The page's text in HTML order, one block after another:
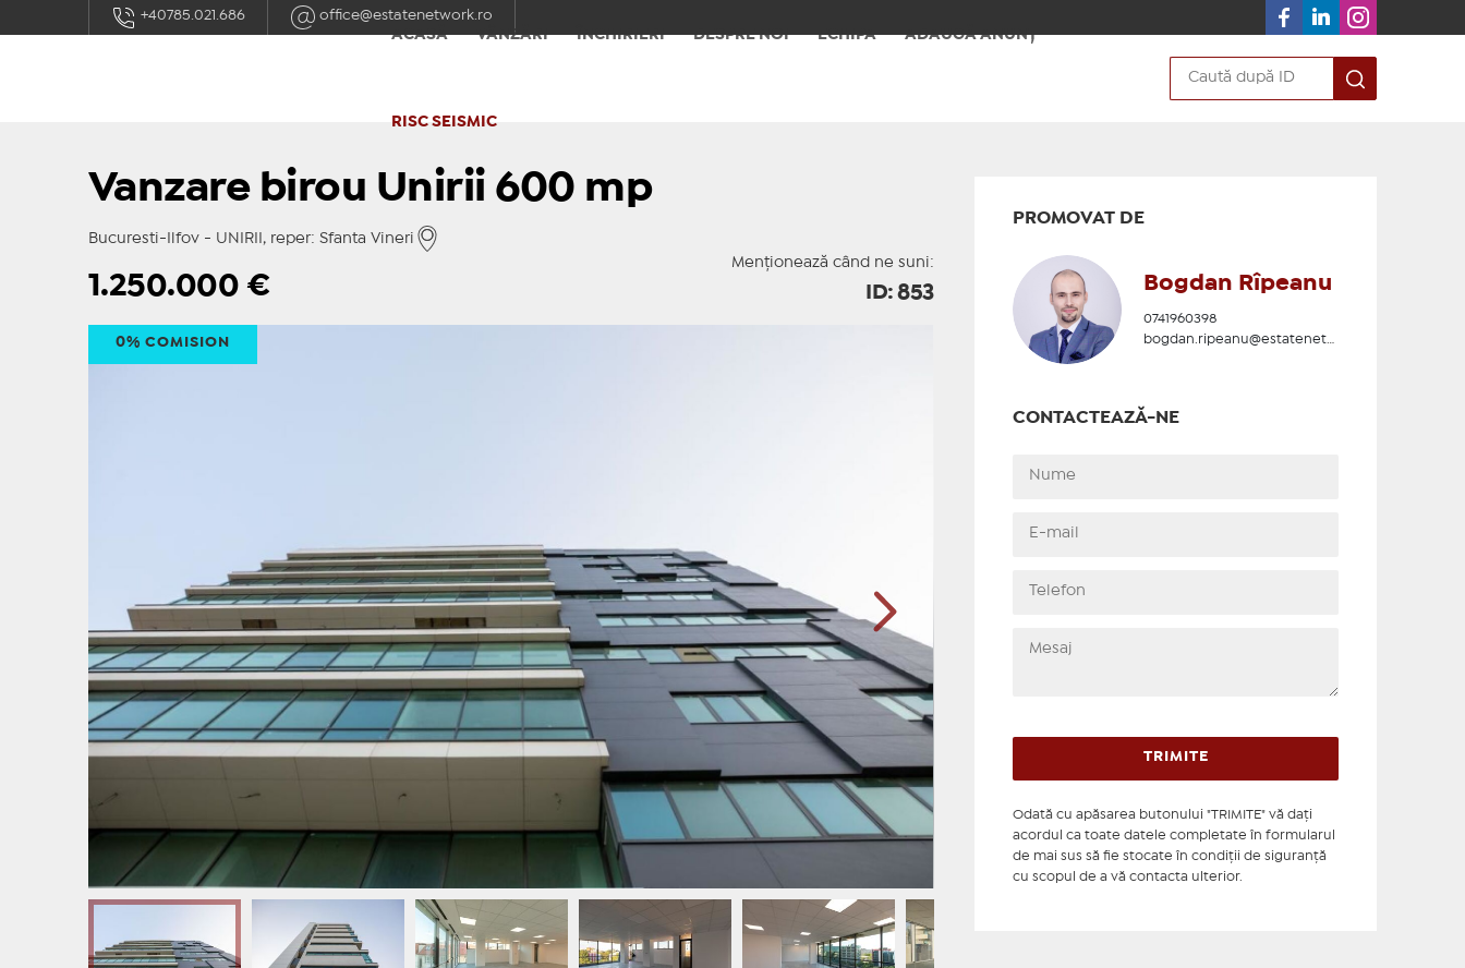
+40785.021.686
office@estatenetwork.ro
ACASĂ
VÂNZĂRI ÎNCHIRIERI DESPRE NOI ECHIPA ADAUGĂ ANUNȚ
RISC SEISMIC
Vanzare birou Unirii 600 mp
Bucuresti-Ilfov - UNIRII, reper: Sfanta Vineri
Menționează când ne suni:
1.250.000 € ID: 853
0% COMISION
PROMOVAT DE
Bogdan Rîpeanu
0741960398
bogdan.ripeanu@estatenetwork.ro
CONTACTEAZĂ-NE
Odată cu apăsarea butonului "TRIMITE" vă daţi
acordul ca toate datele completate în formularul
de mai sus să fie stocate în condiţii de siguranţă
cu scopul de a vă contacta ulterior.